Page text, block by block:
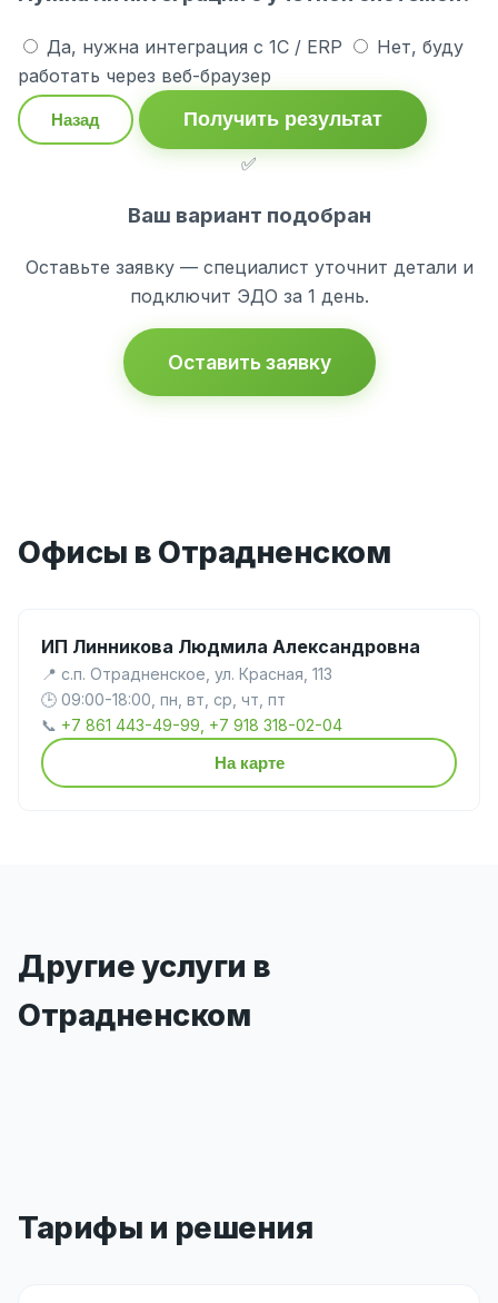
Да, нужна интеграция с 1С / ERP
Нет, буду
работать через веб-браузер
Назад
Получить результат
✅
Ваш вариант подобран
Оставьте заявку — специалист уточнит детали и
подключит ЭДО за 1 день.
Оставить заявку
Офисы в Отрадненском
ИП Линникова Людмила Александровна
📍 с.п. Отрадненское, ул. Красная, 113
🕒 09:00-18:00, пн, вт, ср, чт, пт
📞 +7 861 443-49-99, +7 918 318-02-04
На карте
Другие услуги в
Отрадненском
Тарифы и решения